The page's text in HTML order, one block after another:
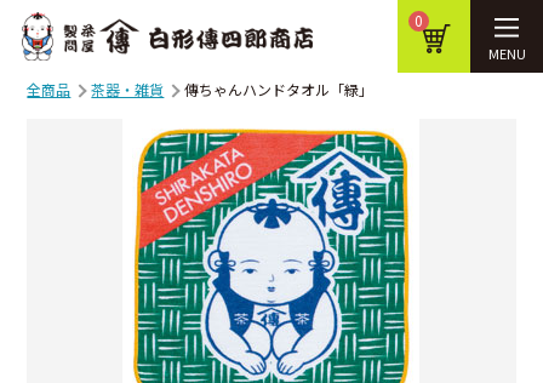
0
MENU
全商品 茶器・雑貨 傳ちゃんハンドタオル「緑」